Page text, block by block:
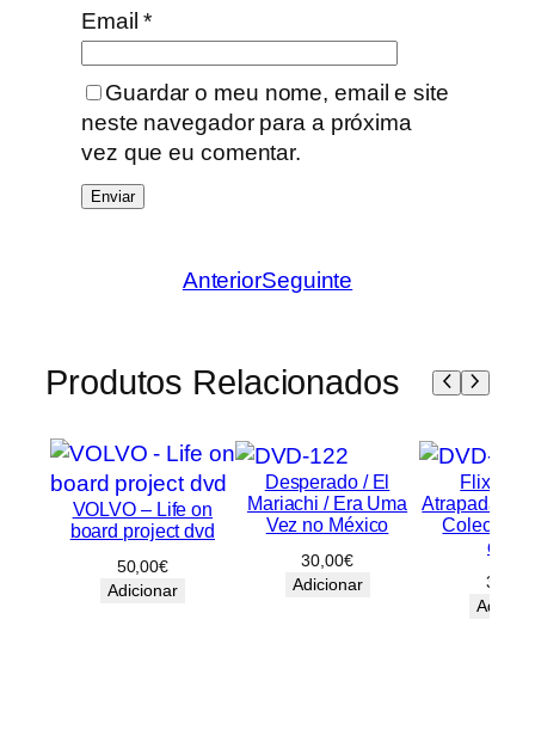
Email*
Guardar o meu nome, email e site
neste navegador para a próxima
vez que eu comentar.
AnteriorSeguinte
Produtos Relacionados
VOLVO – Life on
board project dvd
50,00€
Adicionar
Desperado / El
Mariachi / Era Uma
Vez no México
30,00€
Adicionar
FlixBox
Atrapada,
30,00